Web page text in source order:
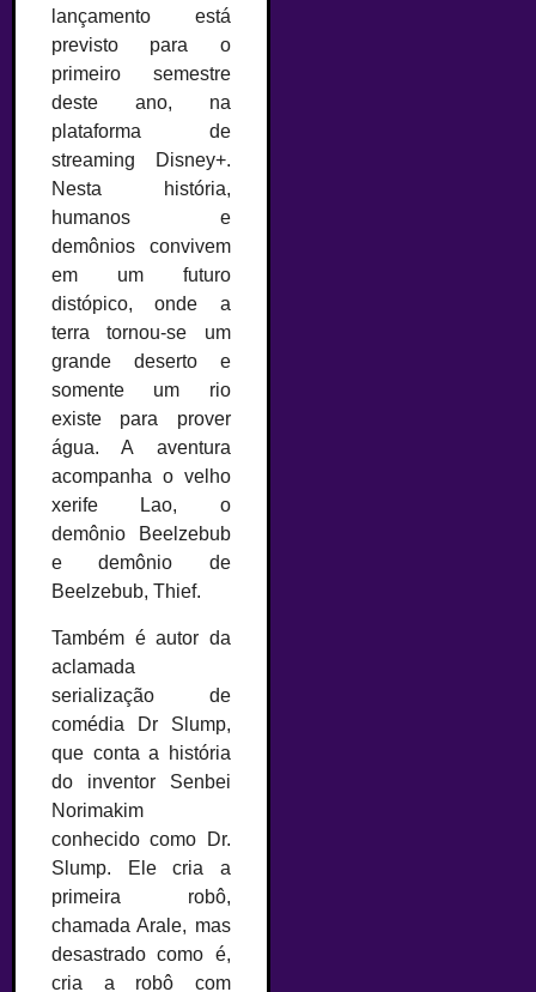
lançamento está
previsto para o
primeiro semestre
deste ano, na
plataforma de
streaming Disney+.
Nesta história,
humanos e
demônios convivem
em um futuro
distópico, onde a
terra tornou-se um
grande deserto e
somente um rio
existe para prover
água. A aventura
acompanha o velho
xerife Lao, o
demônio Beelzebub
e demônio de
Beelzebub, Thief.
Também é autor da
aclamada
serialização de
comédia Dr Slump,
que conta a história
do inventor Senbei
Norimakim
conhecido como Dr.
Slump. Ele cria a
primeira robô,
chamada Arale, mas
desastrado como é,
cria a robô com